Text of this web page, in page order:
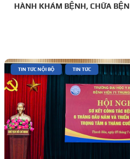
HÀNH KHÁM BỆNH, CHỮA
TIN TỨC NỘI BỘ TIN TỨC